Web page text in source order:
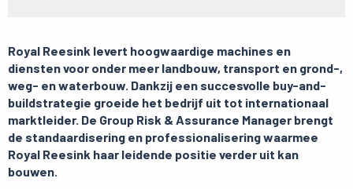
Royal Reesink levert hoogwaardige machines en
diensten voor onder meer landbouw, transport en grond-,
weg- en waterbouw. Dankzij een succesvolle buy-and-
buildstrategie groeide het bedrijf uit tot internationaal
marktleider. De Group Risk & Assurance Manager brengt
de standaardisering en professionalisering waarmee
Royal Reesink haar leidende positie verder uit kan
bouwen.